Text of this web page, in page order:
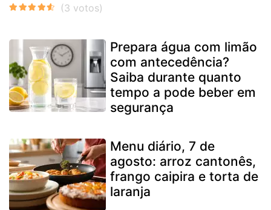
Prepara água com limão
com antecedência?
Saiba durante quanto
tempo a pode beber em
segurança
Menu diário, 7 de
agosto: arroz cantonês,
frango caipira e torta de
laranja